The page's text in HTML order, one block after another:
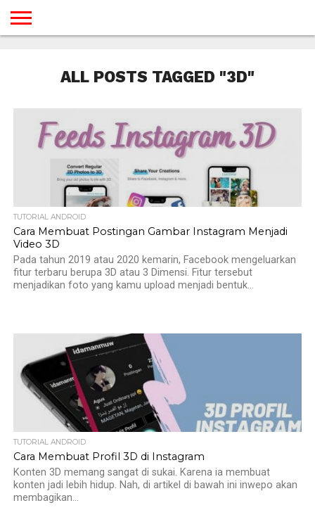
ANDROID
YOUTUBE
INTERNET
WINDOWS
MACINTOSH
MESSENGER
BLOGSPOT
WORDPRESS
PEMROGRAMAN
SERVERALL POSTS TAGGED "3D"
TUTORIAL ANDROID
Cara Membuat Postingan Gambar Instagram Menjadi
Video 3D
Pada tahun 2019 atau 2020 kemarin, Facebook mengeluarkan
fitur terbaru berupa 3D atau 3 Dimensi. Fitur tersebut
menjadikan foto yang kamu upload menjadi bentuk...
TUTORIAL ANDROID
Cara Membuat Profil 3D di Instagram
Konten 3D memang sangat di sukai. Karena ia membuat
konten jadi lebih hidup. Nah, di artikel di bawah ini inwepo akan
membagikan...